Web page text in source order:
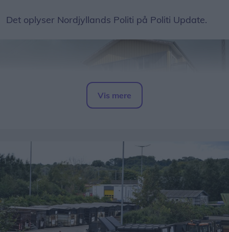
Det oplyser Nordjyllands Politi på Politi Update.
Alle borgere i området bedes søge væk fra røgen,
samt lukke for døre, vinduer og ventilation.
Opdateres...
Vis mere